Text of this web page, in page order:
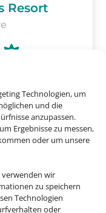
Technologien, um
und die
anzupassen.
Ergebnisse zu messen,
oder um unsere
verwenden wir
zu speichern
Technologien
oder
Resort
Ihren